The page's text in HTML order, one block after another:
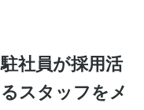
社員が採用活
スタッフをメ